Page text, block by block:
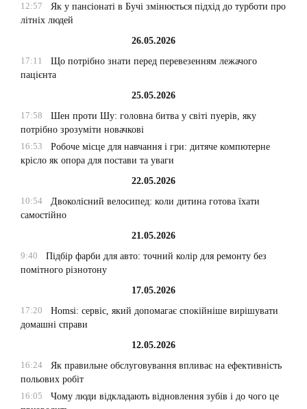
12:57
Як у пансіонаті в Бучі змінюється підхід до турботи про
літніх людей
26.05.2026
17:11
Що потрібно знати перед перевезенням лежачого
пацієнта
25.05.2026
17:58
Шен проти Шу: головна битва у світі пуерів, яку
потрібно зрозуміти новачкові
16:53
Робоче місце для навчання і гри: дитяче компютерне
крісло як опора для постави та уваги
22.05.2026
10:54
Двоколісний велосипед: коли дитина готова їхати
самостійно
21.05.2026
9:40
Підбір фарби для авто: точний колір для ремонту без
помітного різнотону
17.05.2026
17:20
Homsi: сервіс, який допомагає спокійніше вирішувати
домашні справи
12.05.2026
16:24
Як правильне обслуговування впливає на ефективність
польових робіт
16:05
Чому люди відкладають відновлення зубів і до чого це